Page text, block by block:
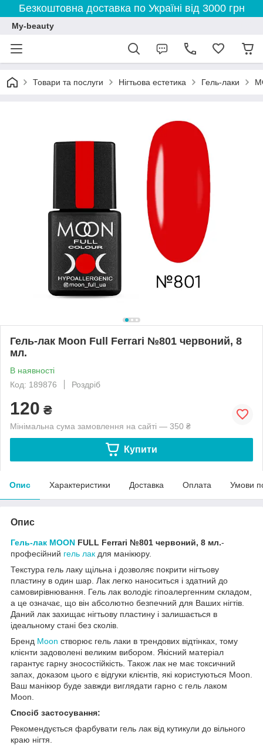
Безкоштовна доставка по Україні від 3000 грн
My-beauty
Товари та послуги Нігтьова естетика Гель-лаки
Гель-лак Moon Full Ferrari №801 червоний, 8
мл.
В наявності
Код: 189876
Роздріб
120 ₴
Мінімальна сума замовлення на сайті — 350 ₴
Купити
Опис Характеристики Доставка Оплата Умови
Опис
Гель-лак MOON FULL Ferrari №801 червоний, 8 мл.-
професійний гель лак для манікюру.
Текстура гель лаку щільна і дозволяє покрити нігтьову
пластину в один шар. Лак легко наноситься і здатний до
самовирівнювання. Гель лак володіє гіпоалергенним складом,
а це означає, що він абсолютно безпечний для Ваших нігтів.
Даний лак захищає нігтьову пластину і залишається в
ідеальному стані без сколів.
Бренд Moon створює гель лаки в трендових відтінках, тому
клієнти задоволені великим вибором. Якісний матеріал
гарантує гарну зносостійкість. Також лак не має токсичний
запах, доказом цього є відгуки клієнтів, які користуються Moon.
Ваш манікюр буде завжди виглядати гарно с гель лаком
Moon.
Спосіб застосування:
Рекомендується фарбувати гель лак від кутикули до вільного
краю нігтя.